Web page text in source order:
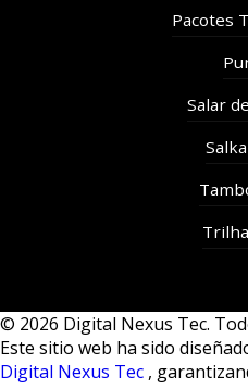
Pacotes
Salar
© 2026 Digital Nexus Tec.
Este sitio web ha sido
Digital Nexus Tec ,